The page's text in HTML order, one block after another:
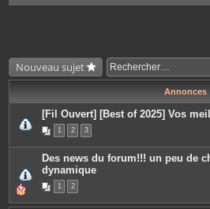
Nouveau sujet
Annonces
[Fil Ouvert] [Best of 2025] Vos
1 2 3
Des news du forum!!! un peu de
dynamique
1 2